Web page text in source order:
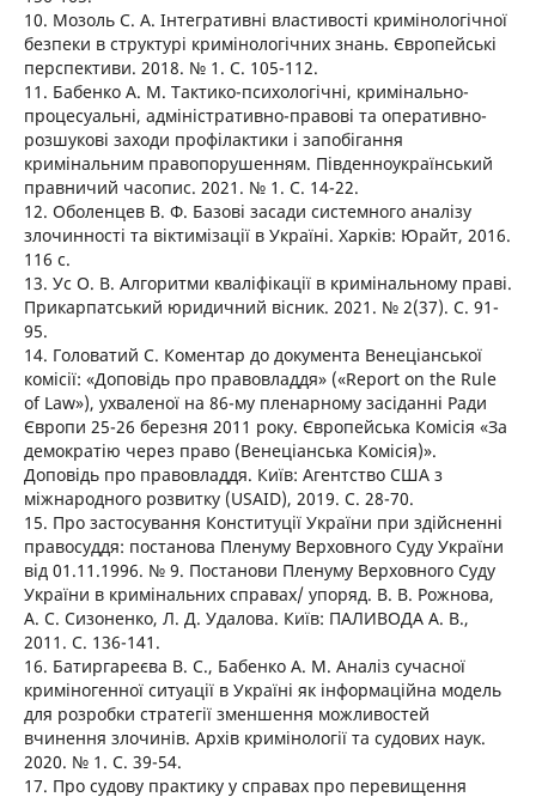
10. Мозоль С. А. Інтегративні властивості кримінологічної
безпеки в структурі кримінологічних знань. Європейські
перспективи. 2018. № 1. С. 105-112.
11. Бабенко А. М. Тактико-психологічні, кримінально-
процесуальні, адміністративно-правові та оперативно-
розшукові заходи профілактики і запобігання
кримінальним правопорушенням. Південноукраїнський
правничий часопис. 2021. № 1. С. 14-22.
12. Оболенцев В. Ф. Базові засади системного аналізу
злочинності та віктимізації в Україні. Харків: Юрайт, 2016.
116 с.
13. Ус О. В. Алгоритми кваліфікації в кримінальному праві.
Прикарпатський юридичний вісник. 2021. № 2(37). С. 91-
95.
14. Головатий С. Коментар до документа Венеціанської
комісії: «Доповідь про правовладдя» («Report on the Rule
of Law»), ухваленої на 86-му пленарному засіданні Ради
Європи 25-26 березня 2011 року. Європейська Комісія «За
демократію через право (Венеціанська Комісія)».
Доповідь про правовладдя. Київ: Агентство США з
міжнародного розвитку (USAID), 2019. С. 28-70.
15. Про застосування Конституції України при здійсненні
правосуддя: постанова Пленуму Верховного Суду України
від 01.11.1996. № 9. Постанови Пленуму Верховного Суду
України в кримінальних справах/ упоряд. В. В. Рожнова,
А. С. Сизоненко, Л. Д. Удалова. Київ: ПАЛИВОДА А. В.,
2011. С. 136-141.
16. Батиргареєва В. С., Бабенко А. М. Аналіз сучасної
криміногенної ситуації в Україні як інформаційна модель
для розробки стратегії зменшення можливостей
вчинення злочинів. Архів кримінології та судових наук.
2020. № 1. С. 39-54.
17. Про судову практику у справах про перевищення